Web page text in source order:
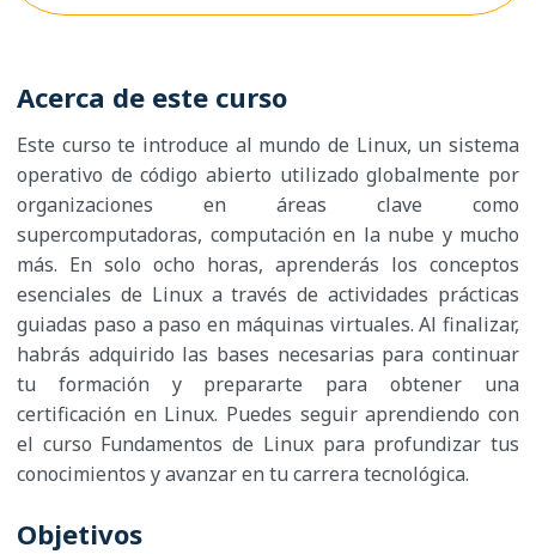
Acerca de este curso
Este curso te introduce al mundo de Linux, un sistema
operativo de código abierto utilizado globalmente por
organizaciones en áreas clave como
supercomputadoras, computación en la nube y mucho
más. En solo ocho horas, aprenderás los conceptos
esenciales de Linux a través de actividades prácticas
guiadas paso a paso en máquinas virtuales. Al finalizar,
habrás adquirido las bases necesarias para continuar
tu formación y prepararte para obtener una
certificación en Linux. Puedes seguir aprendiendo con
el curso Fundamentos de Linux para profundizar tus
conocimientos y avanzar en tu carrera tecnológica.
Objetivos